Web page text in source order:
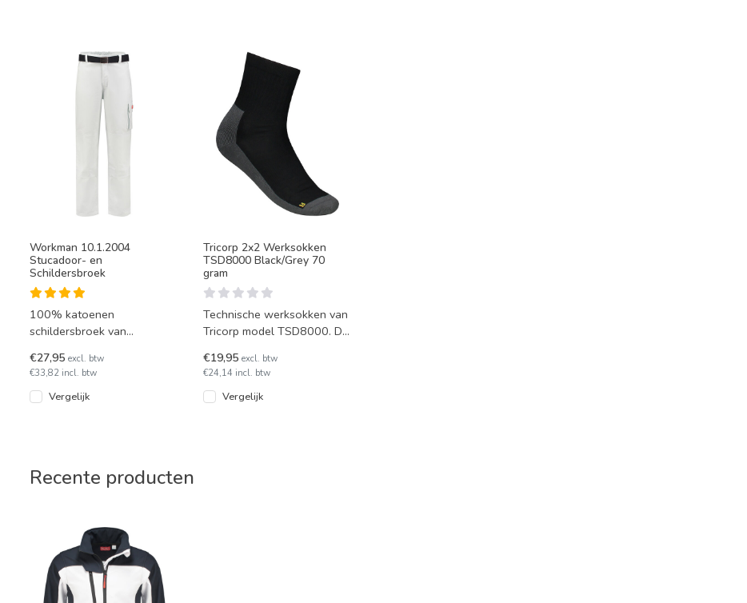
Workman 10.1.2004
Stucadoor- en
Schildersbroek
100% katoenen
schildersbroek van
en wit/grijze werkbroek in
diverse maten.
€27,95 excl. btw
€33,82 incl. btw
Vergelijk
Tricorp 2x2 Werksokken
TSD8000 Black/Grey 70
gram
Technische werksokken van
Tricorp model TSD8000. De
Coolmax en zijn uitermate
gesc
€19,95 excl. btw
€24,14 incl. btw
Vergelijk
Recente producten